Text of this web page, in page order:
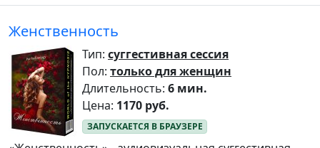
Женственность
Тип: суггестивная сессия
Пол: только для женщин
Длительность: 6 мин.
Цена: 1170 руб.